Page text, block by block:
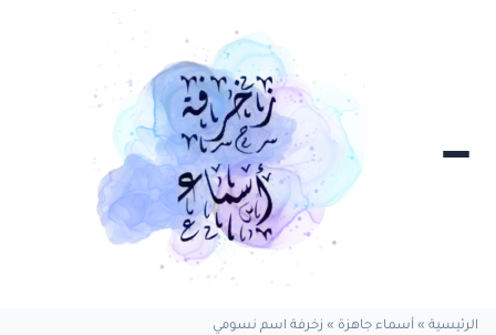
الرئيسية » أسماء جاهزة » زخرفة اسم نسومي